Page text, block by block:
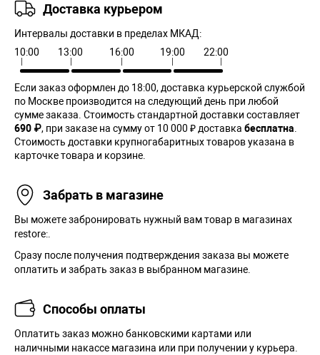
Доставка курьером
Интервалы доставки в пределах МКАД:
10:00
13:00 16:00 19:00 22:00
Если заказ оформлен до 18:00, доставка курьерской службой
по Москве производится на следующий день при любой
сумме заказа. Cтоимость стандартной доставки составляет
690 ₽, при заказе на сумму от 10 000 ₽ доставка бесплатна.
Стоимость доставки крупногабаритных товаров указана в
карточке товара и корзине.
Забрать в магазине
Вы можете забронировать нужный вам товар в магазинах
restore:.
Сразу после получения подтверждения заказа вы можете
оплатить и забрать заказ в выбранном магазине.
Способы оплаты
Оплатить заказ можно банковскими картами или
наличными накассе магазина или при получении у курьера.